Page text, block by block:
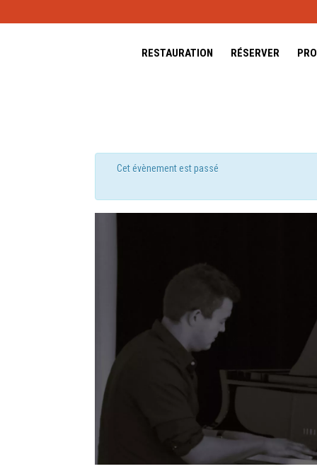
RESTAURATION RÉSERVER
Cet évènement est passé